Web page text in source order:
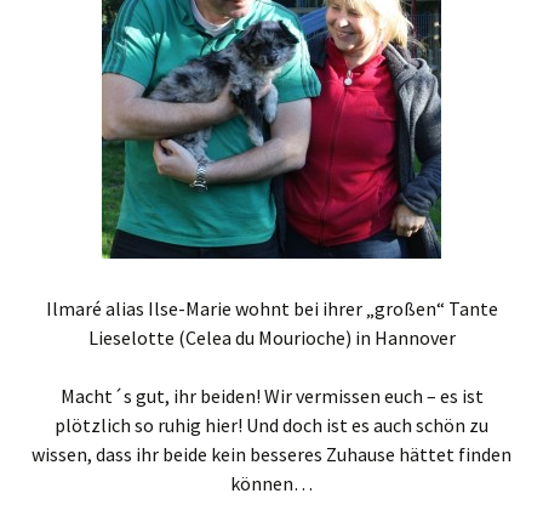
Ilmaré alias Ilse-Marie wohnt bei ihrer „großen“ Tante
Lieselotte (Celea du Mourioche) in Hannover
Macht´s gut, ihr beiden! Wir vermissen euch – es ist
plötzlich so ruhig hier! Und doch ist es auch schön zu
wissen, dass ihr beide kein besseres Zuhause hättet finden
können…